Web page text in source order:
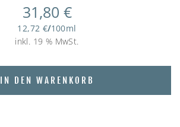
31,80 €
12,72 €/100ml
inkl. 19 % MwSt.
IN DEN WARENKORB